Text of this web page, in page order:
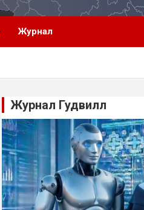
Журнал
Журнал Гудвилл